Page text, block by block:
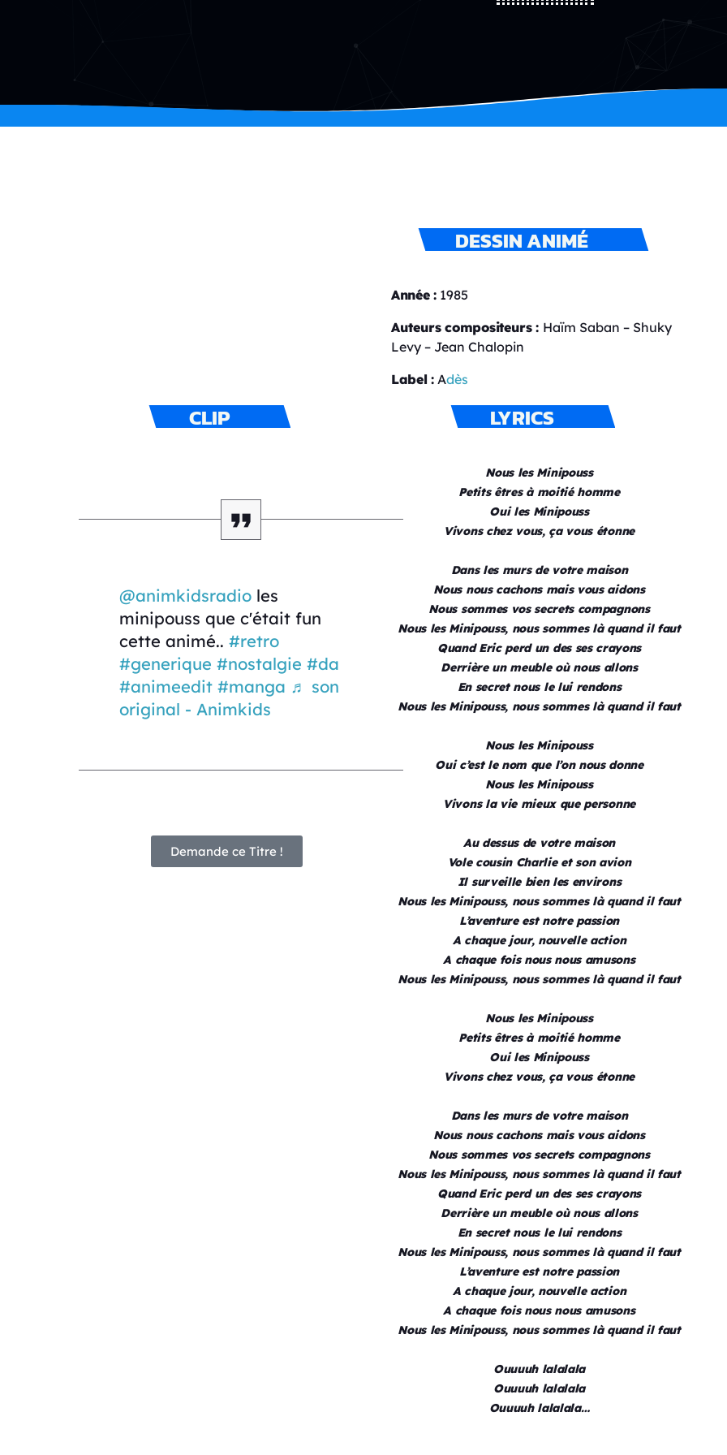
DESSIN ANIMÉ
Année : 1985
Auteurs compositeurs : Haïm Saban – Shuky
Levy – Jean Chalopin
Label :Adès
CLIP
@animkidsradio les
minipouss que c'était fun
cette animé.. #retro
#generique #nostalgie #da
#animeedit #manga ♬ son
original - Animkids
Demande ce Titre !
LYRICS
Nous les Minipouss
Petits êtres à moitié homme
Oui les Minipouss
Vivons chez vous, ça vous étonne
Dans les murs de votre maison
Nous nous cachons mais vous aidons
Nous sommes vos secrets compagnons
Nous les Minipouss, nous sommes là quand il faut
Quand Eric perd un des ses crayons
Derrière un meuble où nous allons
En secret nous le lui rendons
Nous les Minipouss, nous sommes là quand il faut
Nous les Minipouss
Oui c’est le nom que l’on nous donne
Nous les Minipouss
Vivons la vie mieux que personne
Au dessus de votre maison
Vole cousin Charlie et son avion
Il surveille bien les environs
Nous les Minipouss, nous sommes là quand il faut
L’aventure est notre passion
A chaque jour, nouvelle action
A chaque fois nous nous amusons
Nous les Minipouss, nous sommes là quand il faut
Nous les Minipouss
Petits êtres à moitié homme
Oui les Minipouss
Vivons chez vous, ça vous étonne
Dans les murs de votre maison
Nous nous cachons mais vous aidons
Nous sommes vos secrets compagnons
Nous les Minipouss, nous sommes là quand il faut
Quand Eric perd un des ses crayons
Derrière un meuble où nous allons
En secret nous le lui rendons
Nous les Minipouss, nous sommes là quand il faut
L’aventure est notre passion
A chaque jour, nouvelle action
A chaque fois nous nous amusons
Nous les Minipouss, nous sommes là quand il faut
Ouuuuh lalalala
Ouuuuh lalalala
Ouuuuh lalalala…